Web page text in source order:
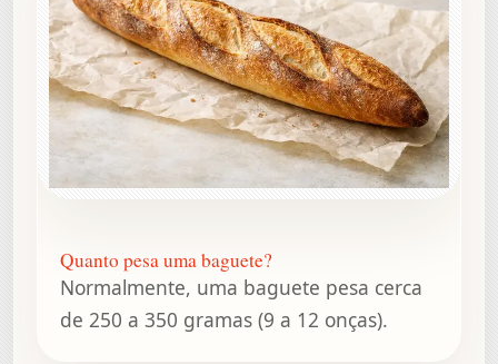
Quanto pesa uma baguete?
Normalmente, uma baguete pesa cerca
de 250 a 350 gramas (9 a 12 onças).